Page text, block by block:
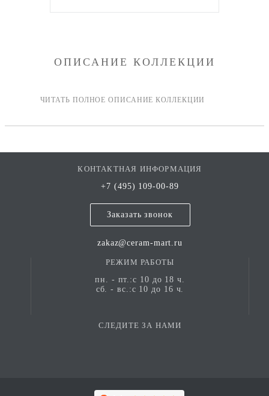
ОПИСАНИЕ КОЛЛЕКЦИИ
КОНТАКТНАЯ ИНФОРМАЦИЯ
+7 (495) 109-00-89
Заказать звонок
zakaz@ceram-mart.ru
РЕЖИМ РАБОТЫ
пн. - пт.:с 10 до 18 ч.
сб. - вс.:с 10 до 16 ч.
СЛЕДИТЕ ЗА НАМИ